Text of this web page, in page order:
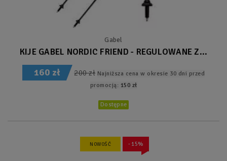
Gabel
KIJE GABEL NORDIC FRIEND - REGULOWANE Z...
160 zł 200 zł Najniższa cena w okresie 30 dni przed
promocją: 150 zł
Dostępne
NOWOŚĆ - 15%